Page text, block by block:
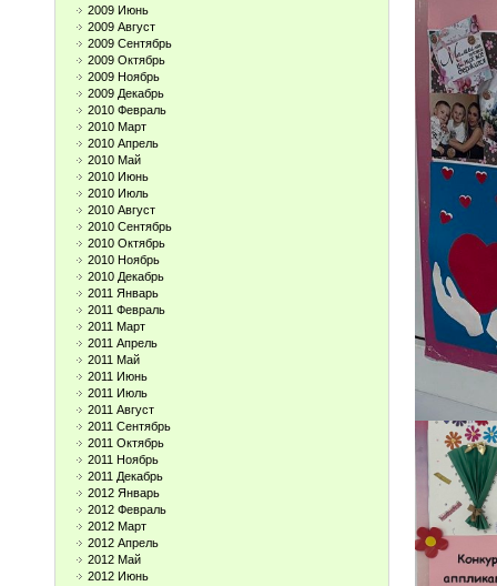
2009 Июнь
2009 Август
2009 Сентябрь
2009 Октябрь
2009 Ноябрь
2009 Декабрь
2010 Февраль
2010 Март
2010 Апрель
2010 Май
2010 Июнь
2010 Июль
2010 Август
2010 Сентябрь
2010 Октябрь
2010 Ноябрь
2010 Декабрь
2011 Январь
2011 Февраль
2011 Март
2011 Апрель
2011 Май
2011 Июнь
2011 Июль
2011 Август
2011 Сентябрь
2011 Октябрь
2011 Ноябрь
2011 Декабрь
2012 Январь
2012 Февраль
2012 Март
2012 Апрель
2012 Май
2012 Июнь